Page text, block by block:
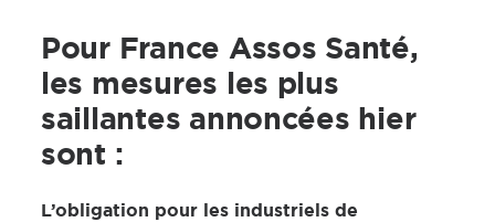
Pour France Assos Santé,
les mesures les plus
saillantes annoncées hier
sont :
L’obligation pour les industriels de